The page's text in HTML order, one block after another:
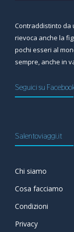
Contraddistinto da
rievoca anche la
pochi esseri al
sempre, anche in
Seguici su
Salentoviaggi.it
Chi siamo
Cosa facciamo
Condizioni
Privacy